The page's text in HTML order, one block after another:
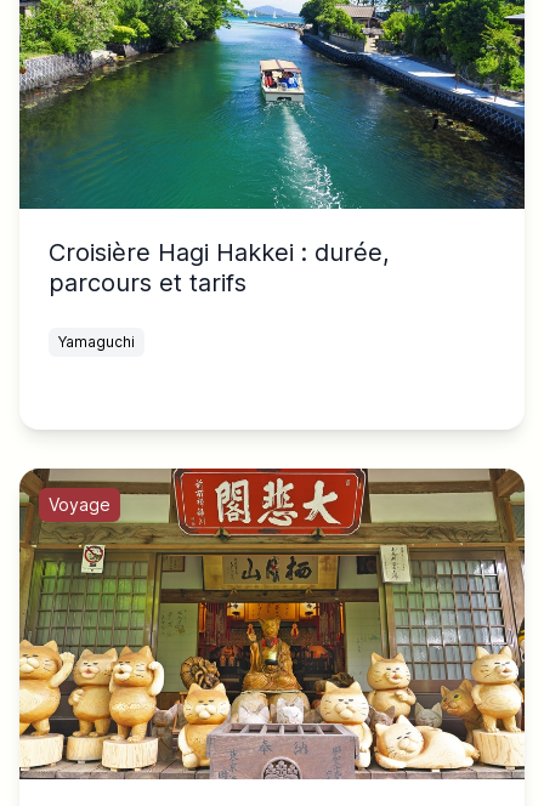
Croisière Hagi Hakkei : durée,
parcours et tarifs
Yamaguchi
Voyage